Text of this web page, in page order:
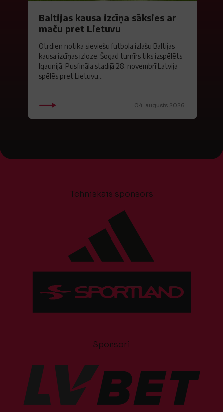
Baltijas kausa izcīņa sāksies ar
maču pret Lietuvu
Otrdien notika sieviešu futbola izlašu Baltijas
kausa izcīņas izloze. Šogad turnīrs tiks izspēlēts
Igaunijā. Pusfināla stadijā 28. novembrī Latvija
spēlēs pret Lietuvu...
04. augusts 2026.
Tehniskais sponsors
Sponsori